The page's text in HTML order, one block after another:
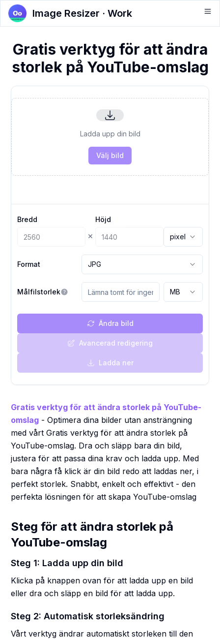
Image Resizer · Work
Gratis verktyg för att ändra
storlek på YouTube-omslag
Ladda upp din bild
Välj bild
Bredd
×
Höjd
pixel
Format JPG
Målfilstorlek MB
Ändra bild
Avancerad redigering
Ladda ner
Gratis verktyg för att ändra storlek på YouTube-
omslag - Optimera dina bilder utan ansträngning
med vårt Gratis verktyg för att ändra storlek på
YouTube-omslag. Dra och släpp bara din bild,
justera för att passa dina krav och ladda upp. Med
bara några få klick är din bild redo att laddas ner, i
perfekt storlek. Snabbt, enkelt och effektivt - den
perfekta lösningen för att skapa YouTube-omslag
Steg för att ändra storlek på
YouTube-omslag
Steg 1: Ladda upp din bild
Klicka på knappen ovan för att ladda upp en bild
eller dra och släpp en bild för att ladda upp.
Steg 2: Automatisk storleksändring
Vårt verktyg ändrar automatiskt storleken till den